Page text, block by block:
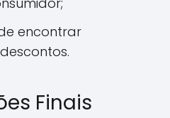
encontrar
Finais